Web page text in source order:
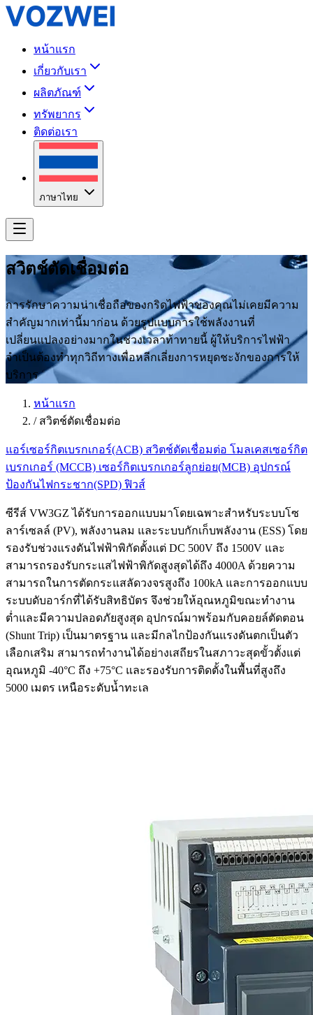
หน้าแรก
เกี่ยวกับเรา
ผลิตภัณฑ์
ทรัพยากร
ติดต่อเรา
ภาษาไทย
สวิตช์ตัดเชื่อมต่อ
การรักษาความน่าเชื่อถือของกริดไฟฟ้าของคุณไม่เคยมีความ
สำคัญมากเท่านี้มาก่อน ด้วยรูปแบบการใช้พลังงานที่
เปลี่ยนแปลงอย่างมากในช่วงเวลาท้าทายนี้ ผู้ให้บริการไฟฟ้า
จำเป็นต้องทำทุกวิถีทางเพื่อหลีกเลี่ยงการหยุดชะงักของการให้
บริการ
หน้าแรก
/ สวิตช์ตัดเชื่อมต่อ
แอร์เซอร์กิตเบรกเกอร์(ACB) สวิตช์ตัดเชื่อมต่อ โมลเคสเซอร์กิต
เบรกเกอร์ (MCCB) เซอร์กิตเบรกเกอร์ลูกย่อย(MCB) อุปกรณ์
ป้องกันไฟกระชาก(SPD) ฟิวส์
ซีรีส์ VW3GZ ได้รับการออกแบบมาโดยเฉพาะสำหรับระบบโซ
ลาร์เซลล์ (PV), พลังงานลม และระบบกักเก็บพลังงาน (ESS) โดย
รองรับช่วงแรงดันไฟฟ้าพิกัดตั้งแต่ DC 500V ถึง 1500V และ
สามารถรองรับกระแสไฟฟ้าพิกัดสูงสุดได้ถึง 4000A ด้วยความ
สามารถในการตัดกระแสลัดวงจรสูงถึง 100kA และการออกแบบ
ระบบดับอาร์กที่ได้รับสิทธิบัตร จึงช่วยให้อุณหภูมิขณะทำงาน
ต่ำและมีความปลอดภัยสูงสุด อุปกรณ์มาพร้อมกับคอยล์ตัดตอน
(Shunt Trip) เป็นมาตรฐาน และมีกลไกป้องกันแรงดันตกเป็นตัว
เลือกเสริม สามารถทำงานได้อย่างเสถียรในสภาวะสุดขั้วตั้งแต่
อุณหภูมิ -40°C ถึง +75°C และรองรับการติดตั้งในพื้นที่สูงถึง
5000 เมตร เหนือระดับน้ำทะเล